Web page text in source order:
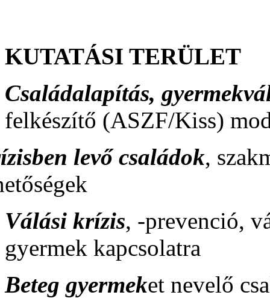
KUTATÁSI TERÜLET
Családalapítás,
felkészítő (ASZF/Kiss)
levő családok,
Válási krízis, -prevenció,
gyermek kapcsolatra
Beteg gyermeket nevelő